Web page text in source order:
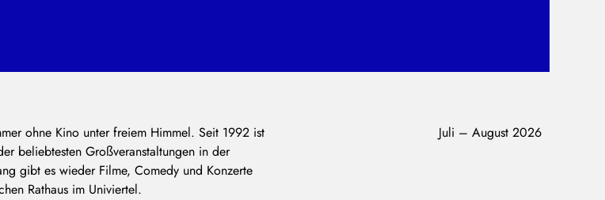
ohne Kino unter freiem Himmel. Seit 1992 ist
beliebtesten Großveranstaltungen in der
gibt es wieder Filme, Comedy und Konzerte
Rathaus im Univiertel.
Juli – August 2026